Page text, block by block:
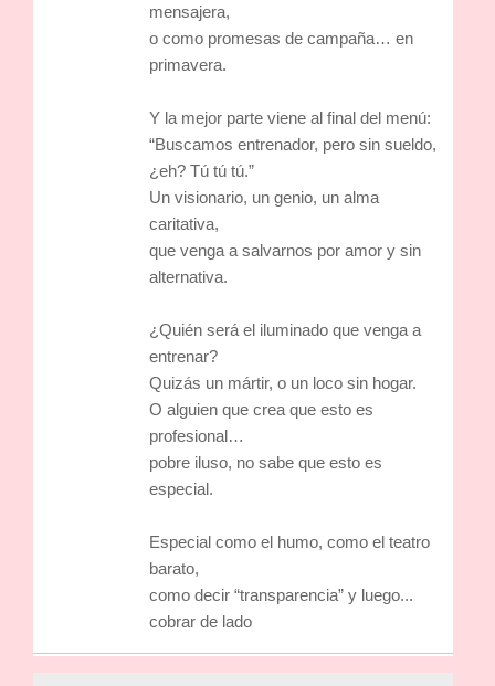
mensajera,
o como promesas de campaña… en
primavera.
Y la mejor parte viene al final del menú:
“Buscamos entrenador, pero sin sueldo,
¿eh? Tú tú tú.”
Un visionario, un genio, un alma
caritativa,
que venga a salvarnos por amor y sin
alternativa.
¿Quién será el iluminado que venga a
entrenar?
Quizás un mártir, o un loco sin hogar.
O alguien que crea que esto es
profesional…
pobre iluso, no sabe que esto es
especial.
Especial como el humo, como el teatro
barato,
como decir “transparencia” y luego...
cobrar de lado